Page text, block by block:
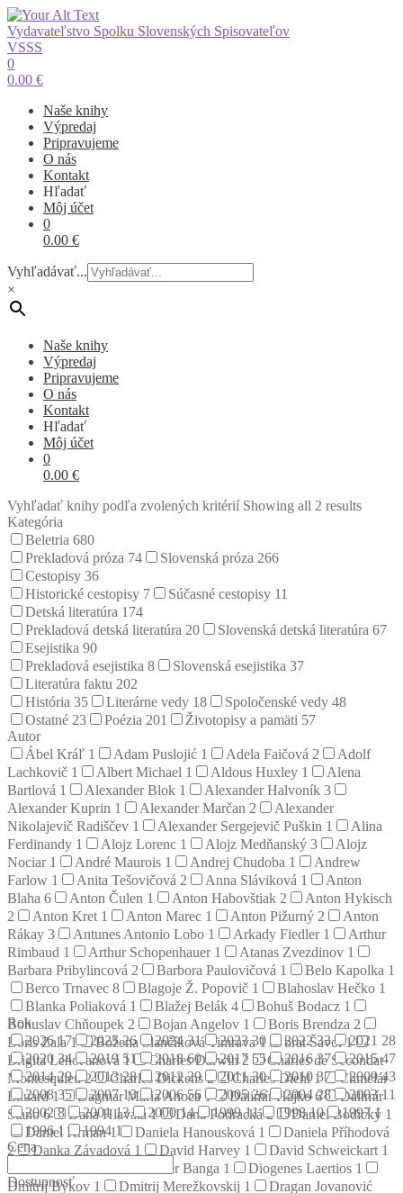
Vydavateľstvo Spolku Slovenských Spisovateľov
VSSS
0
0.00 €
Naše knihy
Výpredaj
Pripravujeme
O nás
Kontakt
Hľadať
Môj účet
0
0.00 €
Vyhľadávať...
×
Naše knihy
Výpredaj
Pripravujeme
O nás
Kontakt
Hľadať
Môj účet
0
0.00 €
Vyhľadať knihy podľa zvolených kritérií Showing all 2 results
Kategória
Beletria 680
Prekladová próza 74 Slovenská próza 266
Cestopisy 36
Historické cestopisy 7 Súčasné cestopisy 11
Detská literatúra 174
Prekladová detská literatúra 20 Slovenská detská literatúra 67
Esejistika 90
Prekladová esejistika 8 Slovenská esejistika 37
Literatúra faktu 202
História 35 Literárne vedy 18 Spoločenské vedy 48
Ostatné 23 Poézia 201 Životopisy a pamäti 57
Autor
Ábel Kráľ 1 Adam Puslojić 1 Adela Faičová 2
Adolf
Lachkovič 1 Albert Michael 1 Aldous Huxley 1
Alena
Bartlová 1 Alexander Blok 1 Alexander Halvoník 3
Alexander Kuprin 1 Alexander Marčan 2
Alexander
Nikolajevič Radiščev 1 Alexander Sergejevič Puškin 1
Alina
Ferdinandy 1 Alojz Lorenc 1 Alojz Medňanský 3
Alojz
Nociar 1 André Maurois 1 Andrej Chudoba 1
Andrew
Farlow 1 Anita Tešovičová 2 Anna Sláviková 1
Anton
Blaha 6 Anton Čulen 1 Anton Habovštiak 2
Anton Hykisch
2
Anton Kret 1 Anton Marec 1 Anton Pižurný 2
Anton
Rákay 3 Antunes Antonio Lobo 1 Arkady Fiedler 1
Arthur
Rimbaud 1 Arthur Schopenhauer 1 Atanas Zvezdinov 1
Barbara Pribylincová 2 Barbora Paulovičová 1 Belo Kapolka 1
Berco Trnavec 8 Blagoje Ž. Popovič 1 Blahoslav Hečko 1
Blanka Poliaková 1 Blažej Belák 4 Bohuš Bodacz 1
Bohuslav Chňoupek 2 Bojan Angelov 1 Boris Brendza 2
Boris Zala1 Božena Slančíková Timrava1 brat Šavol1
Brigita Lehoťanová 1 Charles Darwin2
Charles de Secondat
Montesquieu2 Charles Dickens2 Charles Diehl1
Chmelár
Eduard1 Dagmar Mária Anoca 1 Dalimír Hajko6
Dalimír
Stano6 Dana Hlavatá1 Dana Podracká2 Daniel Bodický 1
Daniel Krman1 Daniela Hanousková 1
Daniela Příhodová
2
Danka Závadová 1 David Harvey 1 David Schweickart 1
Dezider Banga 1 Diogenes Laertios 1
Dmitrij Bykov 1 Dmitrij Merežkovskij 1
Dragan Jovanović
Rok
202617 202526 202431 202330 202233 2021 28
2020 34 2019 51 201860 2017 55 201637 201547
201429 201328 201229 201130 201037 200943
200835 200713 200656 200526 200428 200311
20028 200113 200014 199911 199810 19971
19961 19941
Cena
Dostupnosť